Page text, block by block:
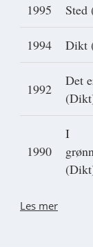
1995 Sted
1994 Dikt
1992
Det
1990
I
Les mer